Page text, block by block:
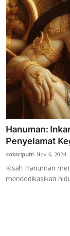
Hanuman:
Penyelamat
coksriputri Nov 6, 2024
Kisah Hanuman
mendedikasikan